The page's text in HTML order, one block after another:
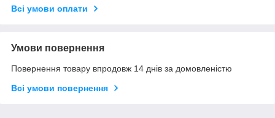
Всі умови оплати
Умови повернення
Повернення товару впродовж 14 днів за домовленістю
Всі умови повернення